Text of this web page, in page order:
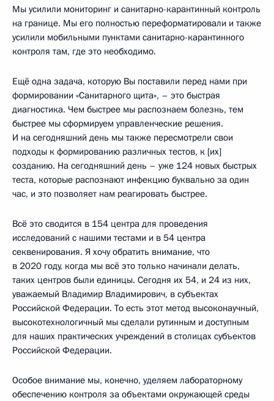
Мы усилили мониторинг и санитарно-карантинный контроль
на границе. Мы его полностью переформатировали и также
усилили мобильными пунктами санитарно-карантинного
контроля там, где это необходимо.
Ещё одна задача, которую Вы поставили перед нами при
формировании «Санитарного щита», – это быстрая
диагностика. Чем быстрее мы распознаем болезнь, тем
быстрее мы сформируем управленческие решения.
И на сегодняшний день мы также пересмотрели свои
подходы к формированию различных тестов, к [их]
созданию. На сегодняшний день – уже 124 новых быстрых
теста, которые распознают инфекцию буквально за один
час, и это позволяет нам реагировать быстрее.
Всё это сводится в 154 центра для проведения
исследований с нашими тестами и в 54 центра
секвенирования. Я хочу обратить внимание, что
в 2020 году, когда мы всё это только начинали делать,
таких центров были единицы. Сегодня их 54, и 24 из них,
уважаемый Владимир Владимирович, в субъектах
Российской Федерации. То есть этот метод высоконаучный,
высокотехнологичный мы сделали рутинным и доступным
для наших практических учреждений в столицах субъектов
Российской Федерации.
Особое внимание мы, конечно, уделяем лабораторному
обеспечению контроля за объектами окружающей среды